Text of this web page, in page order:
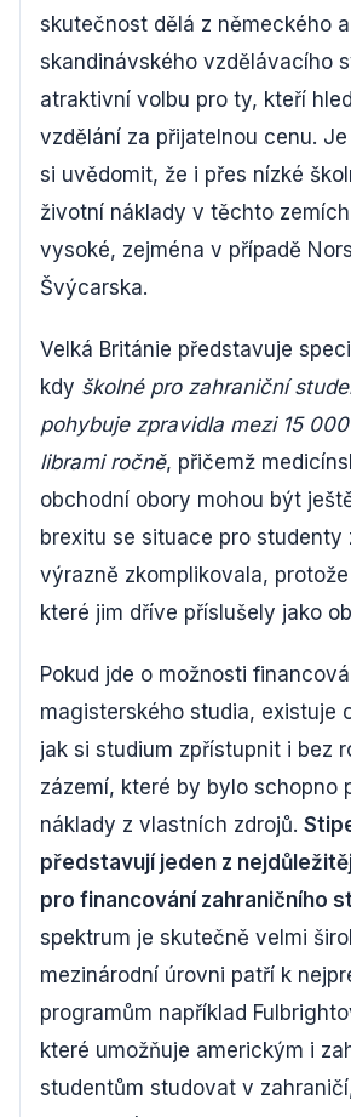
skutečnost dělá z německého a
skandinávského vzdělávacího
atraktivní volbu pro ty, kteří
vzdělání za přijatelnou cenu.
si uvědomit, že i přes nízké
životní náklady v těchto
vysoké, zejména v případě
Švýcarska.
Velká Británie představuje
kdy školné pro zahraniční
pohybuje zpravidla mezi 15
librami ročně, přičemž
obchodní obory mohou být
brexitu se situace pro studenty
výrazně zkomplikovala,
které jim dříve příslušely jako
Pokud jde o možnosti
magisterského studia, existuje
jak si studium zpřístupnit i bez
zázemí, které by bylo schopno
náklady z vlastních zdrojů.
představují jeden z
pro financování zahraničního
spektrum je skutečně velmi
mezinárodní úrovni patří k
programům například
které umožňuje americkým i
studentům studovat v